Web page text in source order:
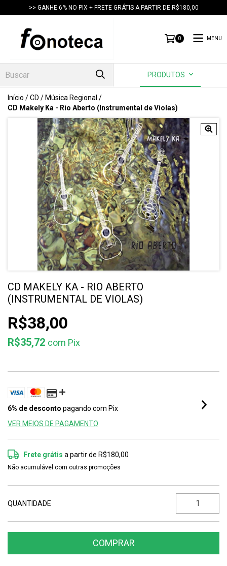
>> GANHE 6% NO PIX + FRETE GRÁTIS A PARTIR DE R$180,00
0 MENU
PRODUTOS
Início /CD /Música Regional /
CD Makely Ka - Rio Aberto (Instrumental de Violas)
CD MAKELY KA - RIO ABERTO
(INSTRUMENTAL DE VIOLAS)
R$38,00
R$35,72 com Pix
6% de desconto pagando com Pix
VER MEIOS DE PAGAMENTO
Frete grátis a partir deR$180,00
Não acumulável com outras promoções
QUANTIDADE